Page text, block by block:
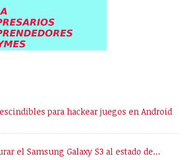
para hackear juegos en Android
el Samsung Galaxy S3 al estado de…